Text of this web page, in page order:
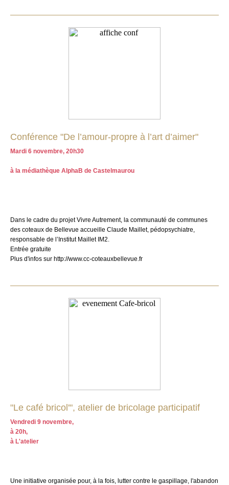
Conférence "De l’amour-propre à l’art d’aimer"
Mardi 6 novembre, 20h30
à la médiathèque AlphaB de Castelmaurou
Dans le cadre du projet Vivre Autrement, la communauté de communes
des coteaux de Bellevue accueille Claude Maillet, pédopsychiatre,
responsable de l’Institut Maillet IM2.
Entrée gratuite
Plus d'infos sur http://www.cc-coteauxbellevue.fr
"Le café bricol'", atelier de bricolage participatif
Vendredi 9 novembre,
à 20h,
à L'atelier
Une initiative organisée pour, à la fois, lutter contre le gaspillage, l'abandon